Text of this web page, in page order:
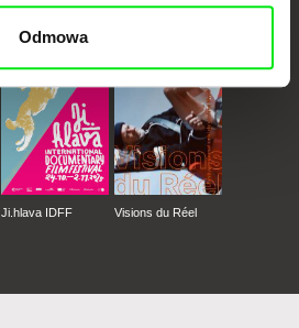
Odmowa
Millennium Docs
DOK Leipzig
Ji.hlava IDFF Visions du Réel